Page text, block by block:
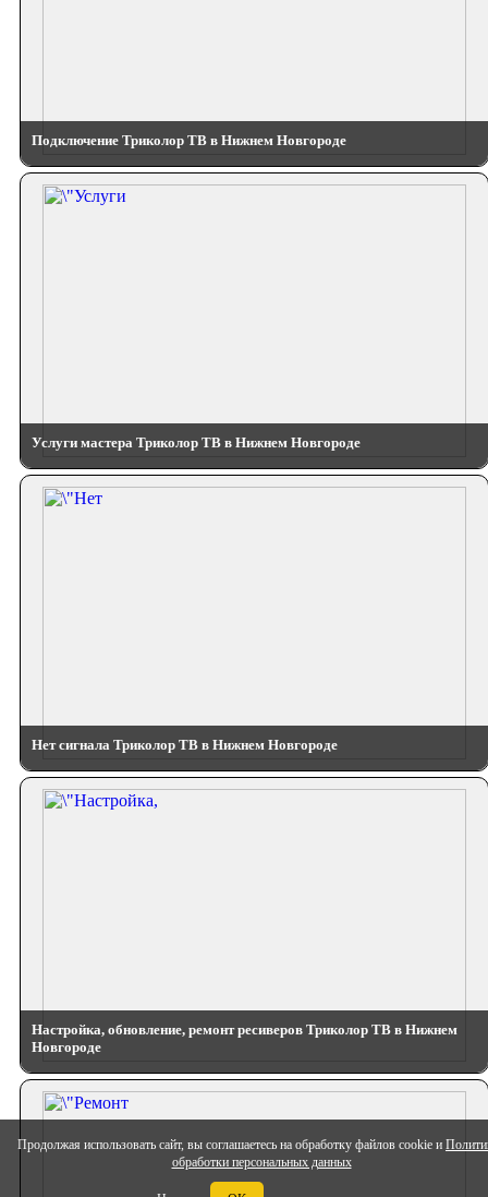
Продолжая использовать сайт, вы соглашаетесь на обработку файлов cookie и
обработки персональных данных
Подключение Триколор ТВ в Нижнем Новгороде
Услуги мастера Триколор ТВ в Нижнем Новгороде
Нет сигнала Триколор ТВ в Нижнем Новгороде
Настройка, обновление, ремонт ресиверов Триколор ТВ в Нижнем
Новгороде